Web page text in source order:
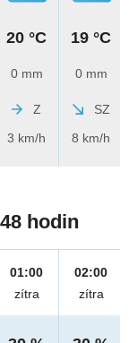
20 °C
0 mm
Z
3 km/h
19 °C
0 mm
SZ
8 km/h
hodin
01:00
zítra
02:00
zítra